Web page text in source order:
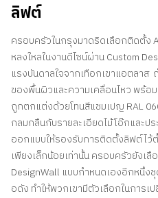
ลิฟต์
ครอบครัวในกรุงมาดริดเลือกติดตั้ง
หลงใหลในงานดีไซน์ผ่าน Custom
แรงบันดาลใจจากเทือกเขาแอตลาส
ของพื้นผิวและความเคลื่อนไหว พร้อ
ถูกตกแต่งด้วยโทนสีแชมเปญ RAL
กลมกลืนกับรายละเอียดไม้โอ๊กและป
ออกแบบให้รองรับการติดตั้งลิฟต์ไ
เพียงเล็กน้อยเท่านั้น ครอบครัวยังเลื
DesignWall แบบกำหนดเองอีกหนึ่ง
อดัง ทําให้พวกเขามีตัวเลือกในการเ